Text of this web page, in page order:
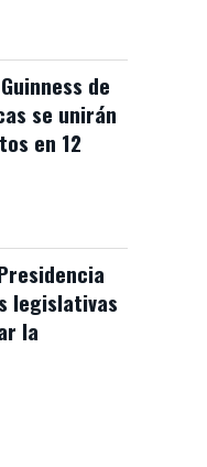
de
se unirán
en 12
legislativas
la